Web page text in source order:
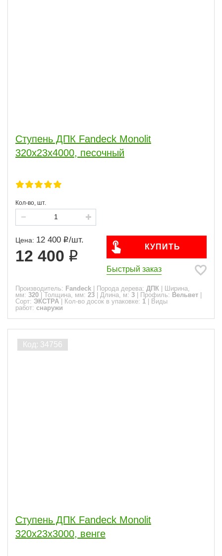
Ступень ДПК Fandeck Monolit
320х23х4000, песочный
Кол-во, шт.
Цена: 12 400 /шт.
12 400
КУПИТЬ
Быстрый заказ
Производитель: Fandeck Порода дерева: ДПК
Ширина,
мм: 320 Толщина, мм: 23 Длина, м: 3 Профиль: Вельвет
Сорт: ЭКСТРА Кол-во досок в упаковке: 1
Виды
работ: снаружи
Ступень ДПК Fandeck Monolit
320х23х3000, венге